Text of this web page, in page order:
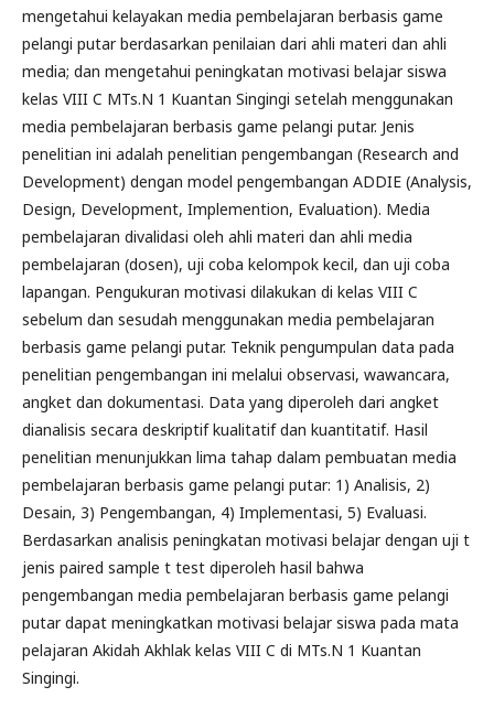
mengetahui kelayakan media pembelajaran berbasis game
pelangi putar berdasarkan penilaian dari ahli materi dan ahli
media; dan mengetahui peningkatan motivasi belajar siswa
kelas VIII C MTs.N 1 Kuantan Singingi setelah menggunakan
media pembelajaran berbasis game pelangi putar. Jenis
penelitian ini adalah penelitian pengembangan (Research and
Development) dengan model pengembangan ADDIE (Analysis,
Design, Development, Implemention, Evaluation). Media
pembelajaran divalidasi oleh ahli materi dan ahli media
pembelajaran (dosen), uji coba kelompok kecil, dan uji coba
lapangan. Pengukuran motivasi dilakukan di kelas VIII C
sebelum dan sesudah menggunakan media pembelajaran
berbasis game pelangi putar. Teknik pengumpulan data pada
penelitian pengembangan ini melalui observasi, wawancara,
angket dan dokumentasi. Data yang diperoleh dari angket
dianalisis secara deskriptif kualitatif dan kuantitatif. Hasil
penelitian menunjukkan lima tahap dalam pembuatan media
pembelajaran berbasis game pelangi putar: 1) Analisis, 2)
Desain, 3) Pengembangan, 4) Implementasi, 5) Evaluasi.
Berdasarkan analisis peningkatan motivasi belajar dengan uji t
jenis paired sample t test diperoleh hasil bahwa
pengembangan media pembelajaran berbasis game pelangi
putar dapat meningkatkan motivasi belajar siswa pada mata
pelajaran Akidah Akhlak kelas VIII C di MTs.N 1 Kuantan
Singingi.